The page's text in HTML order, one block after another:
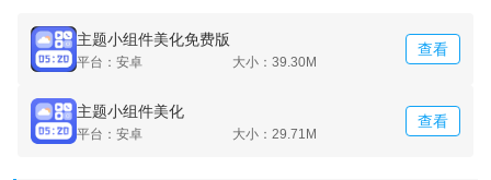
主题小组件美化免费版
平台：安卓 大小：39.30M
查看
主题小组件美化
平台：安卓 大小：29.71M
查看